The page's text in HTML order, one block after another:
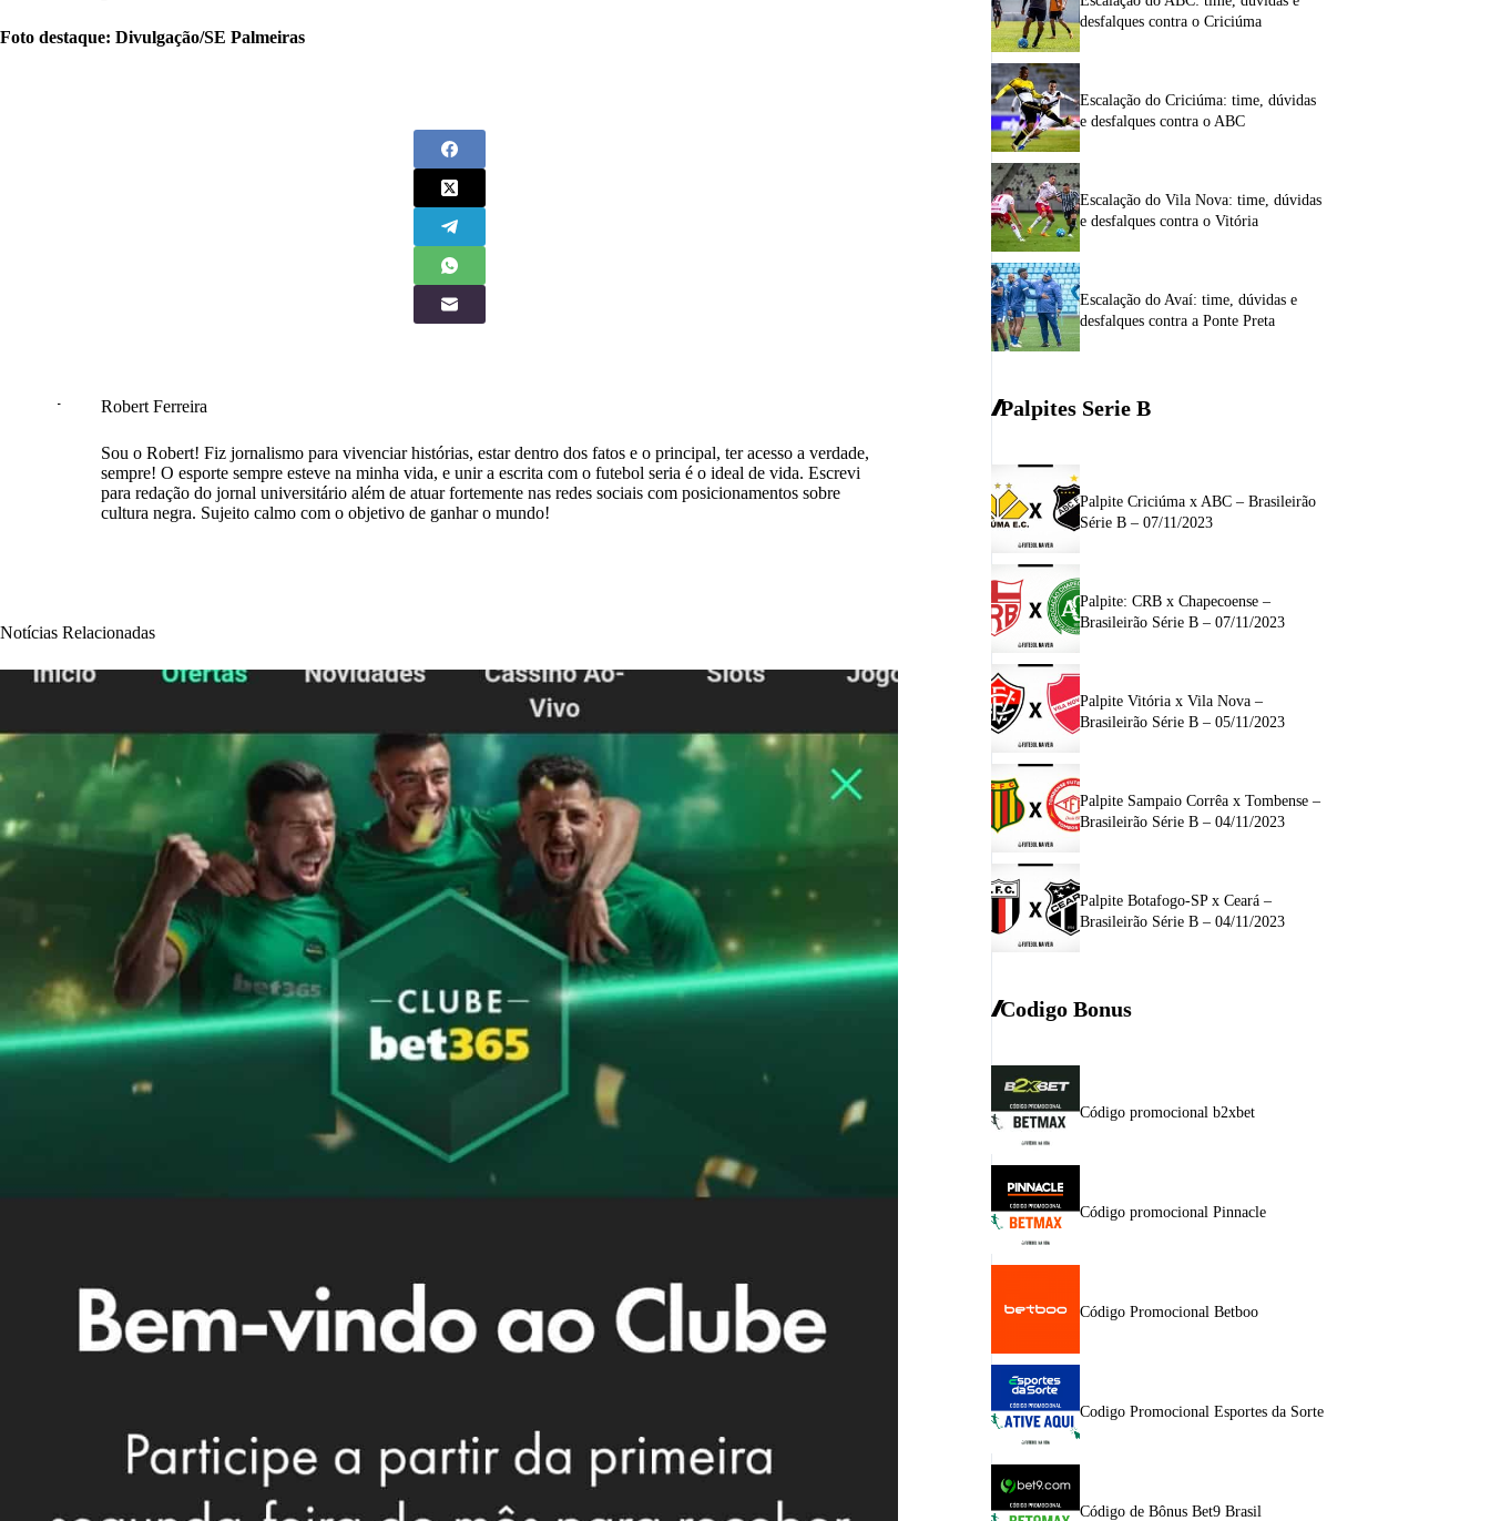
Foto destaque: Divulgação/SE Palmeiras
Robert Ferreira
Sou o Robert! Fiz jornalismo para vivenciar histórias, estar dentro dos fatos e o principal, ter acesso a verdade,
sempre! O esporte sempre esteve na minha vida, e unir a escrita com o futebol seria é o ideal de vida. Escrevi
para redação do jornal universitário além de atuar fortemente nas redes sociais com posicionamentos sobre
cultura negra. Sujeito calmo com o objetivo de ganhar o mundo!
Notícias Relacionadas
desfalques contra o Criciúma
Escalação do Criciúma: time, dúvidas
e desfalques contra o ABC
Escalação do Vila Nova: time, dúvidas
e desfalques contra o Vitória
Escalação do Avaí: time, dúvidas e
desfalques contra a Ponte Preta
Palpites Serie B
Palpite Criciúma x ABC – Brasileirão
Série B – 07/11/2023
Palpite: CRB x Chapecoense –
Brasileirão Série B – 07/11/2023
Palpite Vitória x Vila Nova –
Brasileirão Série B – 05/11/2023
Palpite Sampaio Corrêa x Tombense –
Brasileirão Série B – 04/11/2023
Palpite Botafogo-SP x Ceará –
Brasileirão Série B – 04/11/2023
Codigo Bonus
Código promocional b2xbet
Código promocional Pinnacle
Código Promocional Betboo
Codigo Promocional Esportes da Sorte
Código de Bônus Bet9 Brasil